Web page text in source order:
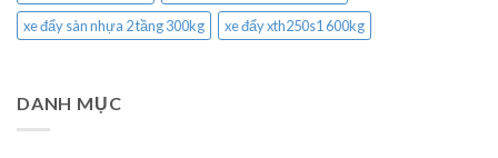
xe đẩy sàn nhựa 2 tầng 300kg
xe đẩy xth250s1 600kg
DANH MỤC